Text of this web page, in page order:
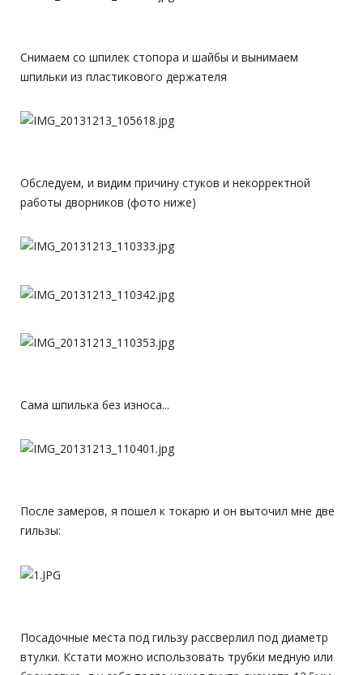
Снимаем со шпилек стопора и шайбы и вынимаем
шпильки из пластикового держателя
Обследуем, и видим причину стуков и некорректной
работы дворников (фото ниже)
Сама шпилька без износа...
После замеров, я пошел к токарю и он выточил мне две
гильзы:
Посадочные места под гильзу рассверлил под диаметр
втулки. Кстати можно использовать трубки медную или